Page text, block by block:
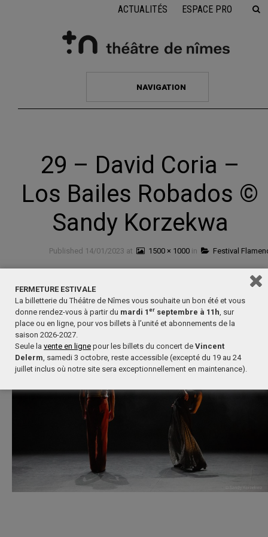
ACTUALITÉS ESPACE PRO
NAVIGATION
29 – David Coria –
Los Bailes Robados ©
Sandy Korzekwa
Published 14/01/2023 at 1500 × 1000 in Festival
Suivant →
FERMETURE ESTIVALE
La billetterie du Théâtre de Nîmes vous souhaite un bon été et vous
donne rendez-vous à partir du mardi 1er septembre à 11h , sur
place ou en ligne, pour vos billets à l’unité et abonnements de la
saison 2026-2027.
Seule la vente en ligne pour les billets du concert de Vincent
Delerm , samedi 3 octobre, reste accessible (excepté du 19 au 24
juillet inclus où notre site sera exceptionnellement en maintenance).